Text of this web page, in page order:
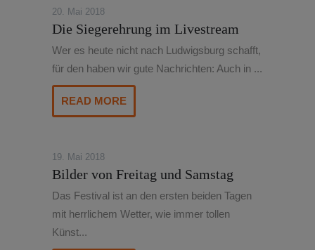
20. Mai 2018
Die Siegerehrung im Livestream
Wer es heute nicht nach Ludwigsburg schafft,
für den haben wir gute Nachrichten: Auch in ...
READ MORE
19. Mai 2018
Bilder von Freitag und Samstag
Das Festival ist an den ersten beiden Tagen
mit herrlichem Wetter, wie immer tollen
Künst...